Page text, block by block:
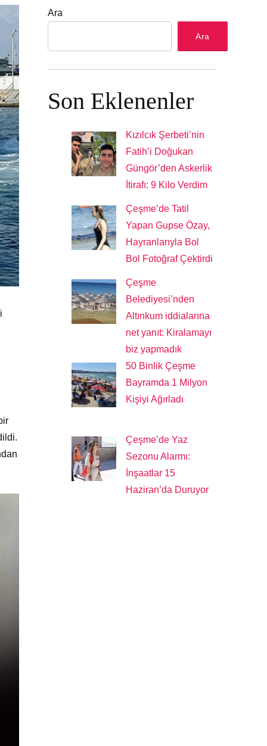
Ara
Ara
Son Eklenenler
Kızılcık Şerbeti’nin
Fatih’i Doğukan
Güngör’den Askerlik
İtirafı: 9 Kilo Verdim
Çeşme’de Tatil
Yapan Gupse Özay,
Hayranlarıyla Bol
Bol Fotoğraf Çektirdi
Çeşme
Belediyesi’nden
Altınkum iddialarına
net yanıt: Kiralamayı
biz yapmadık
50 Binlik Çeşme
Bayramda 1 Milyon
Kişiyi Ağırladı
Çeşme’de Yaz
Sezonu Alarmı:
İnşaatlar 15
Haziran’da Duruyor